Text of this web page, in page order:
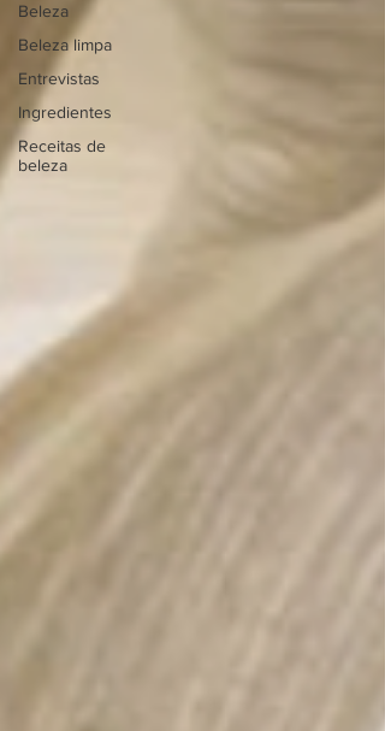
Beleza
Beleza limpa
Entrevistas
Ingredientes
Receitas de
beleza